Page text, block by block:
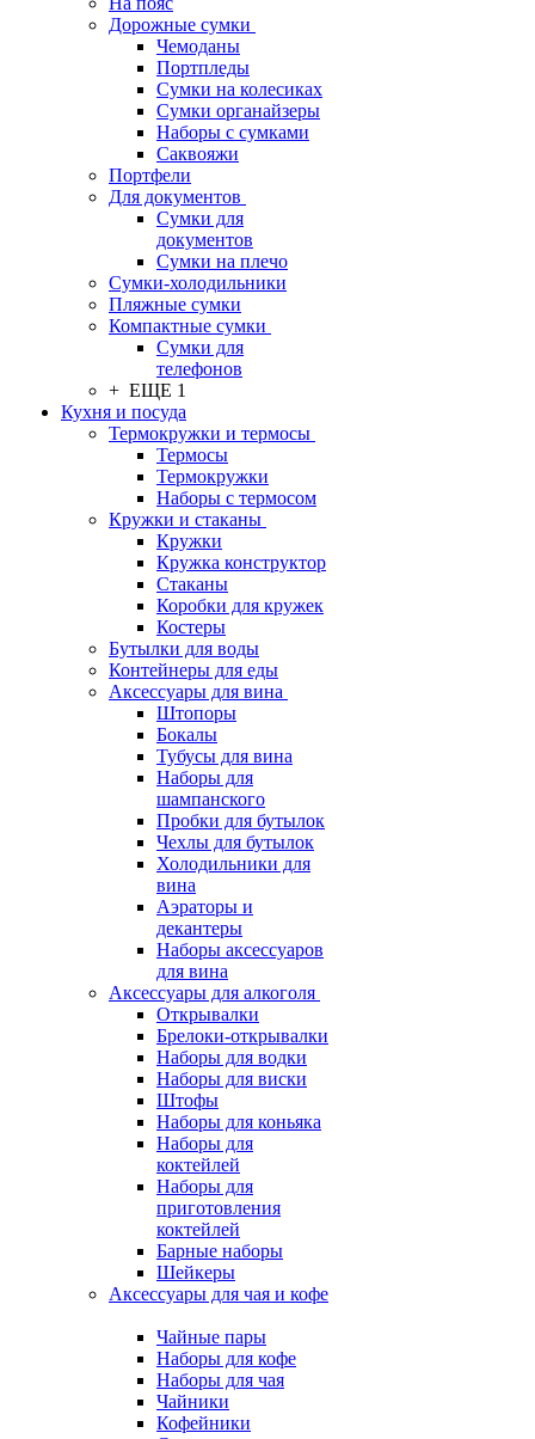
Дорожные сумки
Чемоданы
Портпледы
Сумки на колесиках
Сумки органайзеры
Наборы с сумками
Саквояжи
Портфели
Для документов
Сумки для
документов
Сумки на плечо
Сумки-холодильники
Пляжные сумки
Компактные сумки
Сумки для
телефонов
+ ЕЩЕ 1
Кухня и посуда
Термокружки и термосы
Термосы
Термокружки
Наборы с термосом
Кружки и стаканы
Кружки
Кружка конструктор
Стаканы
Коробки для кружек
Костеры
Бутылки для воды
Контейнеры для еды
Аксессуары для вина
Штопоры
Бокалы
Тубусы для вина
Наборы для
шампанского
Пробки для бутылок
Чехлы для бутылок
Холодильники для
вина
Аэраторы и
декантеры
Наборы аксессуаров
для вина
Аксессуары для алкоголя
Открывалки
Брелоки-открывалки
Наборы для водки
Наборы для виски
Штофы
Наборы для коньяка
Наборы для
коктейлей
Наборы для
приготовления
коктейлей
Барные наборы
Шейкеры
Аксессуары для чая и кофе
Чайные пары
Наборы для кофе
Наборы для чая
Чайники
Кофейники